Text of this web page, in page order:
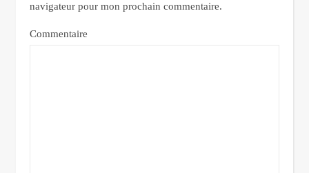
navigateur pour mon prochain commentaire.
Commentaire